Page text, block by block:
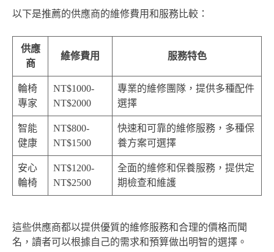
以下是推薦的供應商的維修費用和服務比較：
供應
商
維修費用 服務特色
輪椅
專家
NT$1000-
NT$2000
專業的維修團隊，提供多種配件
選擇
智能
健康
NT$800-
NT$1500
快速和可靠的維修服務，多種保
養方案可選擇
安心
輪椅
NT$1200-
NT$2500
全面的維修和保養服務，提供定
期檢查和維護
這些供應商都以提供優質的維修服務和合理的價格而聞
名，讀者可以根據自己的需求和預算做出明智的選擇。